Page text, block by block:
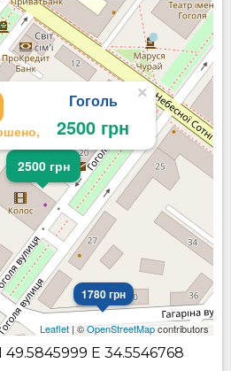
2500 грн
1780 грн
Гоголь
2500 грн
×
Leaflet| ©OpenStreetMapcontributors
49.5845999 E 34.5546768